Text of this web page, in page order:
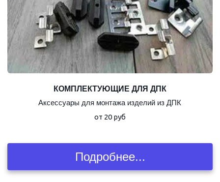
КОМПЛЕКТУЮЩИЕ ДЛЯ ДПК
Аксессуары для монтажа изделий из ДПК
от 20 руб
Подробнее...